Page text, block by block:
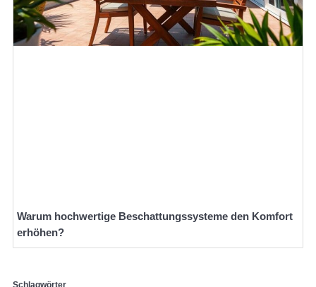
Warum hochwertige Beschattungssysteme den Komfort
erhöhen?
Schlagwörter